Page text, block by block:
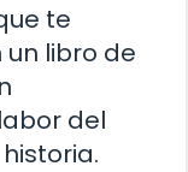
te
libro de
del